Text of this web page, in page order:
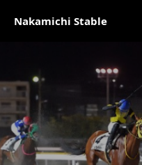
Nakamichi Stable